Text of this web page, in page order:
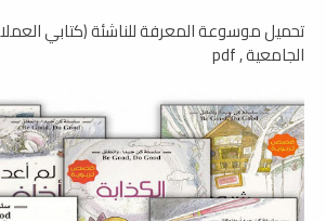
تحميل موسوعة المعرفة للناشئة (كتابي
الجامعية , pdf